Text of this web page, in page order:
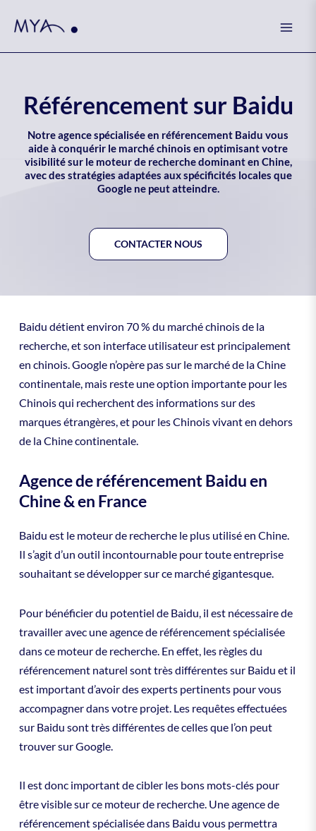
Référencement sur Baidu
Notre agence spécialisée en référencement Baidu vous
aide à conquérir le marché chinois en optimisant votre
visibilité sur le moteur de recherche dominant en Chine,
avec des stratégies adaptées aux spécificités locales que
Google ne peut atteindre.
CONTACTER NOUS
Baidu détient environ 70 % du marché chinois de la
recherche, et son interface utilisateur est principalement
en chinois. Google n’opère pas sur le marché de la Chine
continentale, mais reste une option importante pour les
Chinois qui recherchent des informations sur des
marques étrangères, et pour les Chinois vivant en dehors
de la Chine continentale.
Agence de référencement Baidu en
Chine & en France
Baidu est le moteur de recherche le plus utilisé en Chine.
Il s’agit d’un outil incontournable pour toute entreprise
souhaitant se développer sur ce marché gigantesque.
Pour bénéficier du potentiel de Baidu, il est nécessaire de
travailler avec une agence de référencement spécialisée
dans ce moteur de recherche. En effet, les règles du
référencement naturel sont très différentes sur Baidu et il
est important d’avoir des experts pertinents pour vous
accompagner dans votre projet. Les requêtes effectuées
sur Baidu sont très différentes de celles que l’on peut
trouver sur Google.
Il est donc important de cibler les bons mots-clés pour
être visible sur ce moteur de recherche. Une agence de
référencement spécialisée dans Baidu vous permettra